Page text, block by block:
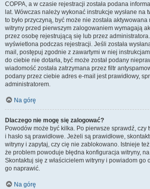
COPPA, a w czasie rejestracji została podana
lat. Wówczas należy wykonać instrukcje wysłane na
to było przyczyną, być może nie została
witryny przed pierwszym zalogowaniem wymagają
przez osobę rejestrującą się lub przez
wyświetlona podczas rejestracji. Jeśli została
mail, postępuj zgodnie z zawartymi w niej
do ciebie nie dotarła, być może został podany
wiadomość została zatrzymana przez filtr
podany przez ciebie adres e-mail jest prawidłowy,
administratorem.
Na górę
Dlaczego nie mogę się zalogować?
Powodów może być kilka. Po pierwsze sprawdź, czy
i hasło są prawidłowe. Jeżeli są prawidłowe,
witryny i zapytaj, czy cię nie zablokowano. Istnieje
że problem powoduje błędna konfiguracja witryny,
Skontaktuj się z właścicielem witryny i powiadom go
go naprawić.
Na górę